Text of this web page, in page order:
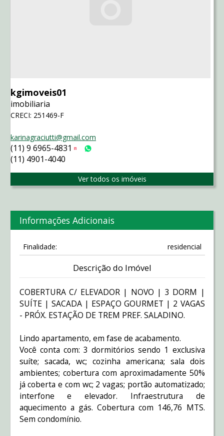
kgimoveis01
imobiliaria
CRECI: 251469-F
karinagraciutti@gmail.com
(11) 9 6965-4831 Tim
(11) 4901-4040
Ver todos os imóveis
Informações Adicionais
Finalidade: residencial
Descrição do Imóvel
COBERTURA C/ ELEVADOR | NOVO | 3 DORM |
SUÍTE | SACADA | ESPAÇO GOURMET | 2 VAGAS
- PRÓX. ESTAÇÃO DE TREM PREF. SALADINO.
Lindo apartamento, em fase de acabamento.
Você conta com: 3 dormitórios sendo 1 exclusiva
suíte; sacada, wc; cozinha americana; sala dois
ambientes; cobertura com aproximadamente 50%
já coberta e com wc; 2 vagas; portão automatizado;
interfone e elevador. Infraestrutura de
aquecimento a gás. Cobertura com 146,76 MTS.
Sem condomínio.